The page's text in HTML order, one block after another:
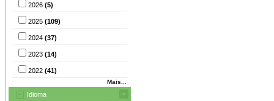
2026 (5)
2025 (109)
2024 (37)
2023 (14)
2022 (41)
Mais...
Idioma